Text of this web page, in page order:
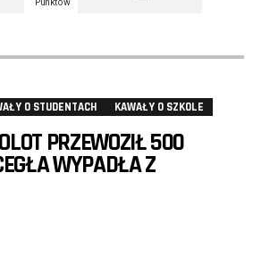
O STUDENTACH KAWAŁY O SZKOLE
PRZEWOZIŁ 500
WYPADŁA Z